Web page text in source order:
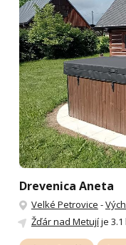
Drevenica Aneta
Velké Petrovice -
Žďár nad Metujíje 3.1